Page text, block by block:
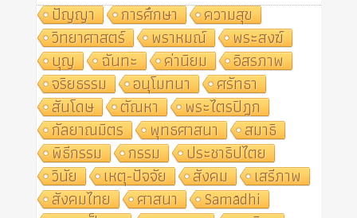
ปัญญา
การศึกษา
ความสุข
วิทยาศาสตร์
พราหมณ์
พระสงฆ์
บุญ
ฉันทะ ค่านิยม
อิสรภาพ
จริยธรรม
อนุโมทนา
ศรัทธา
สันโดษ
ตัณหา
พระไตรปิฎก
กัลยาณมิตร
พุทธศาสนา
สมาธิ
พิธีกรรม
กรรม
ประชาธิปไตย
วินัย
เหตุ-ปัจจัย สังคม
เสรีภาพ
สังคมไทย
ศาสนา
Samādhi